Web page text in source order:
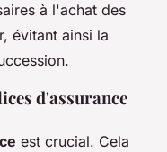
à l'achat des
évitant ainsi la
d'assurance
est crucial. Cela